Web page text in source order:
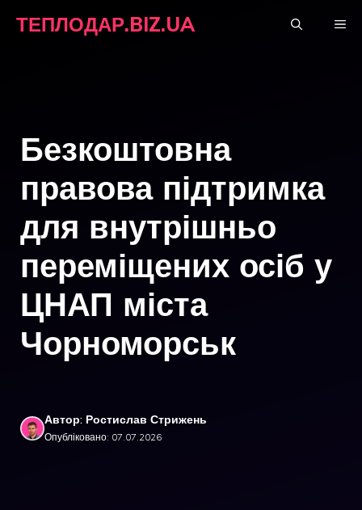
ТЕПЛОДАР.BIZ.UA
Безкоштовна
правова підтримка
для внутрішньо
переміщених осіб у
ЦНАП міста
Чорноморськ
Автор: Ростислав Стрижень
Опубліковано: 07.07.2026